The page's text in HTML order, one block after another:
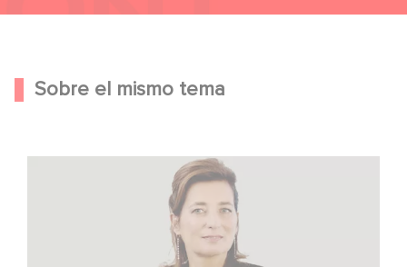
Sobre el mismo tema
Sidonie Dumas entre las mujeres más influyentes del